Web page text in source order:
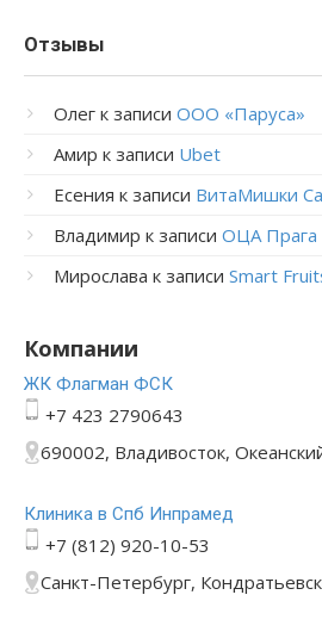
Отзывы
Олег к записи ООО «Паруса»
Амир к записи Ubet
Есения к записи ВитаМишки
Владимир к записи ОЦА Прага
Мирослава к записи Smart
Компании
ЖК Флагман ФСК
+7 423 2790643
690002, Владивосток,
Клиника в Спб Инпрамед
+7 (812) 920-10-53
Санкт-Петербург,